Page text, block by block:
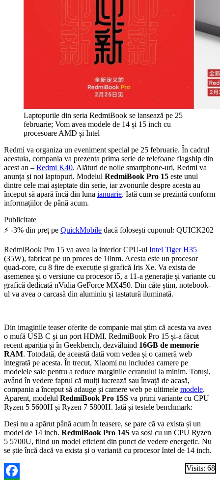
Laptopurile din seria RedmiBook se lansează pe 25
februarie; Vom avea modele de 14 și 15 inch cu
procesoare AMD și Intel
Redmi va organiza un eveniment special pe 25 februarie. În cadrul
acestuia, compania va prezenta prima serie de telefoane flagship din
acest an – Redmi K40. Alături de noile smartphone-uri, Redmi va
anunța și noi laptopuri. Modelul RedmiBook Pro 15 este unul
dintre cele mai așteptate din serie, iar zvonurile despre acesta au
început să apară încă din luna ianuarie. Iată cum se prezintă conform
informațiilor de până acum.
Publicitate
⚡ -3% din preț pe QuickMobile dacă folosești cuponul: QUICK202
RedmiBook Pro 15 va avea la interior CPU-ul Intel Tiger H35
(35W), fabricat pe un proces de 10nm. Acesta este un procesor
quad-core, cu 8 fire de execuție și grafică Iris Xe. Va exista de
asemenea și o versiune cu procesor i5, a 11-a generație și variante cu
grafică dedicată nVidia GeForce MX450. Din câte știm, notebook-
ul va avea o carcasă din aluminiu și tastatură iluminată.
Din imaginile teaser oferite de companie mai știm că acesta va avea
o mufă USB C și un port HDMI. RedmiBook Pro 15 și-a făcut
recent apariția și în Geekbench, dezvăluind 16GB de memorie
RAM. Totodată, de această dată vom vedea și o cameră web
integrată pe acesta. În trecut, Xiaomi nu includea camere pe
modelele sale pentru a reduce marginile ecranului la minim. Totuși,
având în vedere faptul că mulți lucrează sau învață de acasă,
compania a început să adauge și camere web pe ultimele modele.
Aparent, modelul RedmiBook Pro 15S va primi variante cu CPU
Ryzen 5 5600H și Ryzen 7 5800H. Iată și testele benchmark:
Deși nu a apărut până acum în teasere, se pare că va exista și un
model de 14 inch. RedmiBook Pro 14S va sosi cu un CPU Ryzen
5 5700U, fiind un model eficient din punct de vedere energetic. Nu
se știe încă dacă va exista și o variantă cu procesor Intel de 14 inch.
Visits: 68